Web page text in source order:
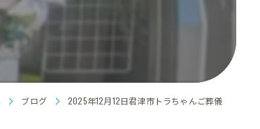
ブログ 2025年12月12日君津市トラちゃんご葬儀